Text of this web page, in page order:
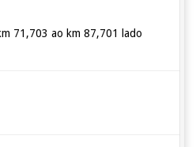
71,703 ao km 87,701 lado